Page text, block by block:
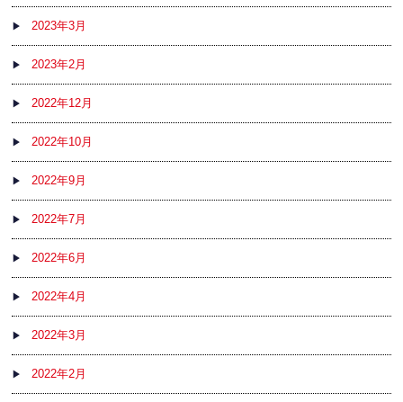
2023年3月
2023年2月
2022年12月
2022年10月
2022年9月
2022年7月
2022年6月
2022年4月
2022年3月
2022年2月